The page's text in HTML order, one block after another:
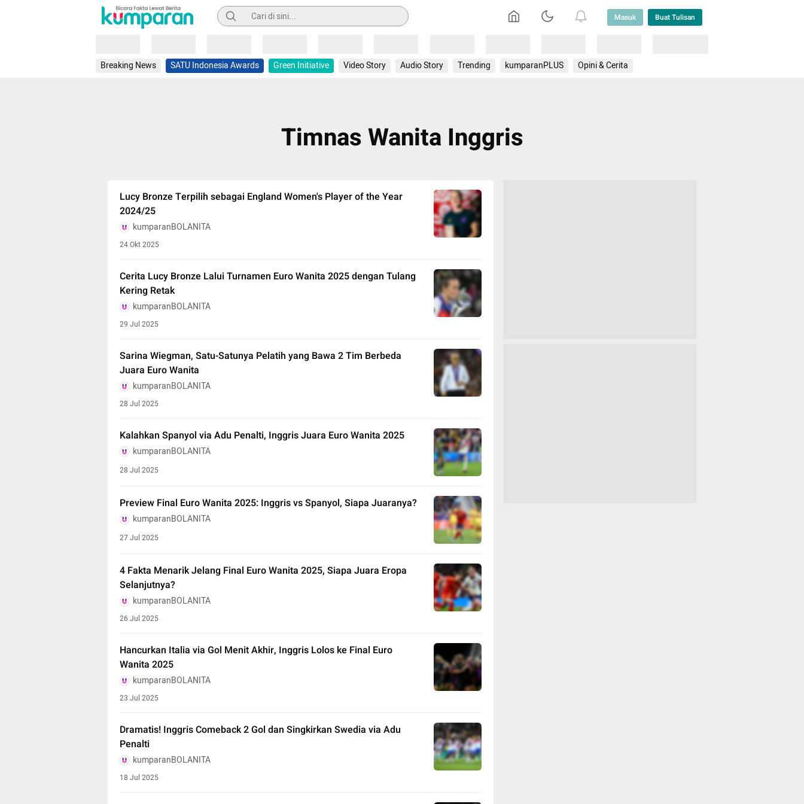
Pencarian Masuk Buat Tulisan
Breaking News SATU Indonesia Awards Green Initiative Video Story Audio Story Trending kumparanPLUS Opini & Cerita
Timnas Wanita Inggris
Lucy Bronze Terpilih sebagai England Women's Player of the Year
2024/25
kumparanBOLANITA
24 Okt 2025
Cerita Lucy Bronze Lalui Turnamen Euro Wanita 2025 dengan Tulang
Kering Retak
kumparanBOLANITA
29 Jul 2025
Sarina Wiegman, Satu-Satunya Pelatih yang Bawa 2 Tim Berbeda
Juara Euro Wanita
kumparanBOLANITA
28 Jul 2025
Kalahkan Spanyol via Adu Penalti, Inggris Juara Euro Wanita 2025
kumparanBOLANITA
28 Jul 2025
Preview Final Euro Wanita 2025: Inggris vs Spanyol, Siapa Juaranya?
kumparanBOLANITA
27 Jul 2025
4 Fakta Menarik Jelang Final Euro Wanita 2025, Siapa Juara Eropa
Selanjutnya?
kumparanBOLANITA
26 Jul 2025
Hancurkan Italia via Gol Menit Akhir, Inggris Lolos ke Final Euro
Wanita 2025
kumparanBOLANITA
23 Jul 2025
Dramatis! Inggris Comeback 2 Gol dan Singkirkan Swedia via Adu
Penalti
kumparanBOLANITA
18 Jul 2025